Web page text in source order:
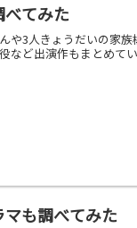
てみた
や3人きょうだいの家
ど出演作もまとめてい
も調べてみた